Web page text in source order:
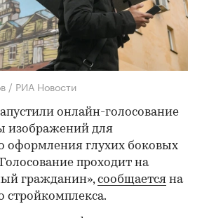
/ РИА Новости
онлайн-голосование
изображений для
оформления глухих боковых
проходит на
гражданин»,сообщается на
стройкомплекса.